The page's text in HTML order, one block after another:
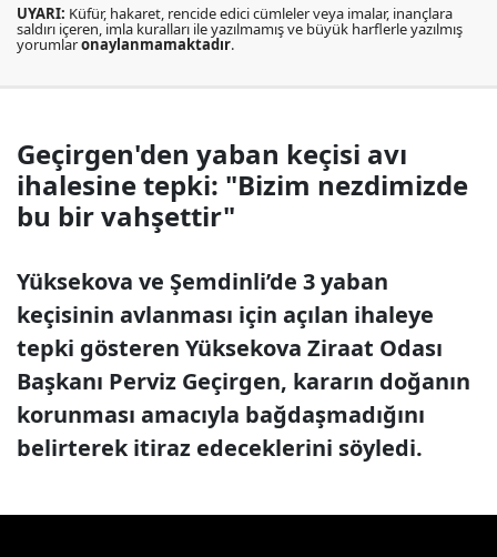
UYARI: Küfür, hakaret, rencide edici cümleler veya imalar, inançlara
saldırı içeren, imla kuralları ile yazılmamış ve büyük harflerle yazılmış
yorumlaronaylanmamaktadır.
Geçirgen'den yaban keçisi avı
ihalesine tepki: "Bizim nezdimizde
bu bir vahşettir"
Yüksekova ve Şemdinli’de 3 yaban
keçisinin avlanması için açılan ihaleye
tepki gösteren Yüksekova Ziraat Odası
Başkanı Perviz Geçirgen, kararın doğanın
korunması amacıyla bağdaşmadığını
belirterek itiraz edeceklerini söyledi.